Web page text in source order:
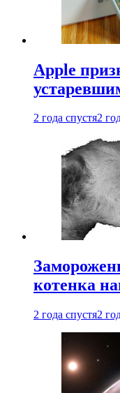
Apple
2 года спустя2
котенка
2 года спустя2